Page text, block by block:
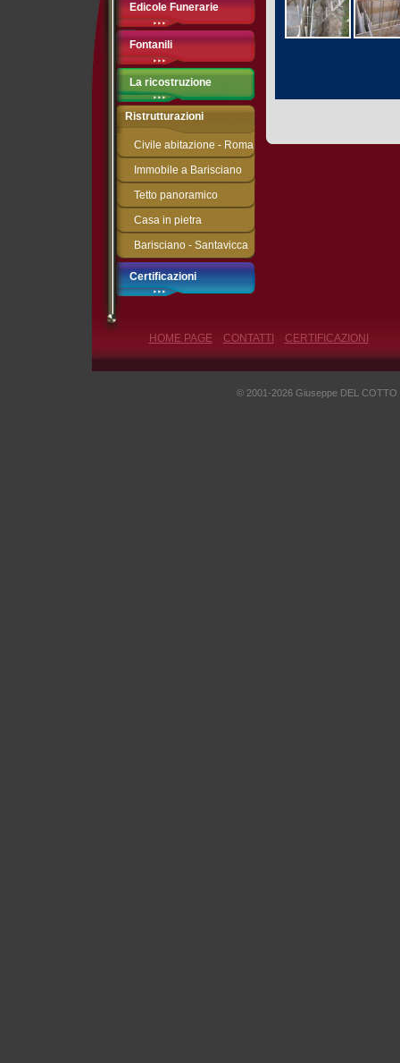
Edicole Funerarie
Fontanili
La ricostruzione
Ristrutturazioni
Civile abitazione - Roma
Immobile a Barisciano
Tetto panoramico
Casa in pietra
Barisciano - Santavicca
Certificazioni
HOME PAGE CONTATTI CERTIFICAZIONI
© 2001-2026 Giuseppe DEL